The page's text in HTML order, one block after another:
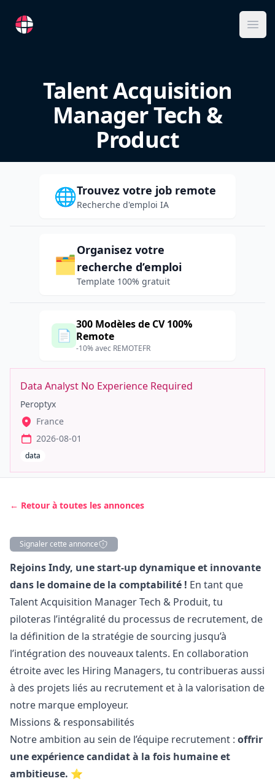
RemoteFR
Talent Acquisition
Manager Tech &
Product
🌐Trouvez votre job remote
Recherche d'emploi IA
🗂️
Organisez votre
recherche d’emploi
Template 100% gratuit
📄
300 Modèles de CV 100%
Remote
-10% avec REMOTEFR
Data Analyst No Experience Required
Peroptyx
France
2026-08-01
data
← Retour à toutes les annonces
Signaler cette annonce
Description
Rejoins Indy, une start-up dynamique et innovante
dans le domaine de la comptabilité ! En tant que
Talent Acquisition ManagerTech & Produit, tu
piloteras l’intégralité du processus de recrutement, de
la définition de la stratégie de sourcing jusqu’à
l’intégration des nouveaux talents. En collaboration
étroite avec les Hiring Managers, tu contribueras aussi
à des projets liés au recrutement et à la valorisation de
notre marque employeur.
Missions & responsabilités
Notre ambition au sein de l’équipe recrutement : offrir
une expérience candidat à la fois humaine et
ambitieuse. ⭐️